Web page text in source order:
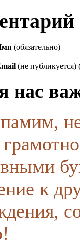
(обязательно)
(не публикуется)
нас
к